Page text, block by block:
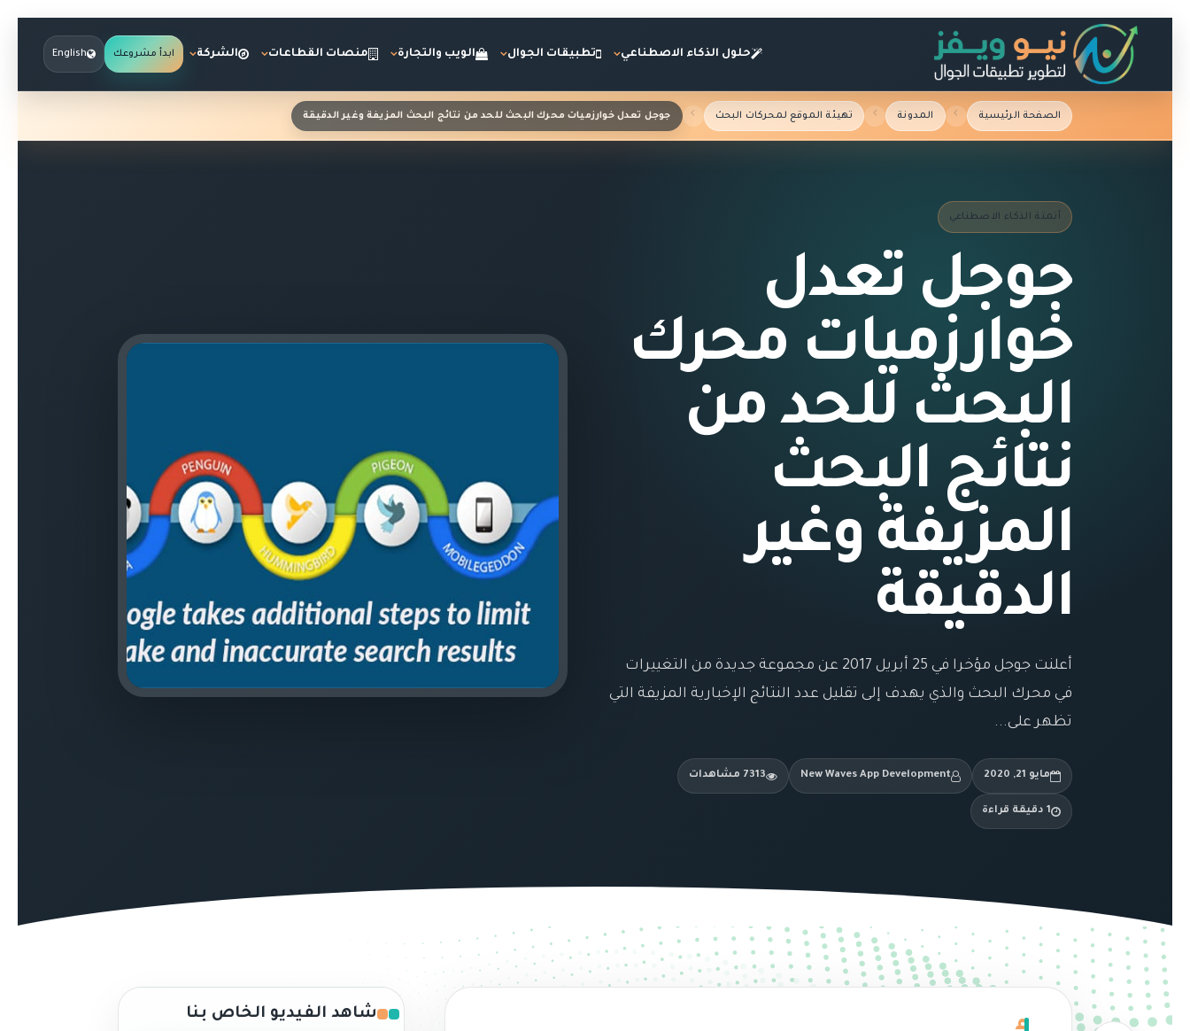
حلول الذكاء الاصطناعي تطبيقات الجوال الويب والتجارة منصات القطاعات الشركة ابدأ مشروعك English
الصفحة الرئيسية المدونة تهيئة الموقع لمحركات البحث جوجل تعدل خوارزميات محرك البحث للحد من نتائج البحث المزيفة وغير الدقيقة
أتمتة الذكاء الاصطناعي
جوجل تعدل
خوارزميات محرك
البحث للحد من
نتائج البحث
المزيفة وغير
الدقيقة
أعلنت جوجل مؤخرا في 25 أبريل 2017 عن مجموعة جديدة من التغييرات
في محرك البحث والذي يهدف إلى تقليل عدد النتائج الإخبارية المزيفة التي
تظهر على...
مايو 21, 2020 New Waves App Development 7313 مشاهدات
1 دقيقة قراءة
شاهد الفيديو الخاص بنا